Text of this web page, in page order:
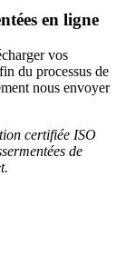
en ligne
vos
du processus de
nous envoyer
certifiée ISO
de